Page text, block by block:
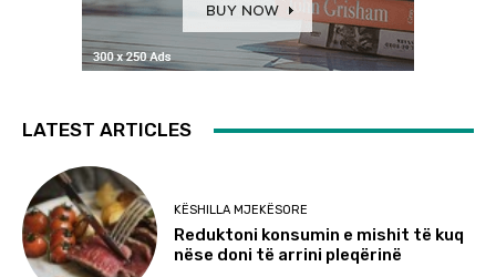
LATEST ARTICLES
KËSHILLA MJEKËSORE
Reduktoni konsumin e mishit të kuq
nëse doni të arrini pleqërinë